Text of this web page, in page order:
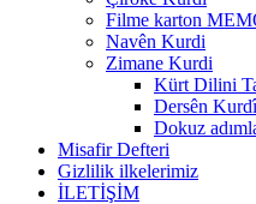
Filme karton
Navên Kurdi
Zimane Kurdi
Kürt Dilini
Dersên
Dokuz
Misafir Defteri
Gizlilik ilkelerimiz
İLETİŞİM